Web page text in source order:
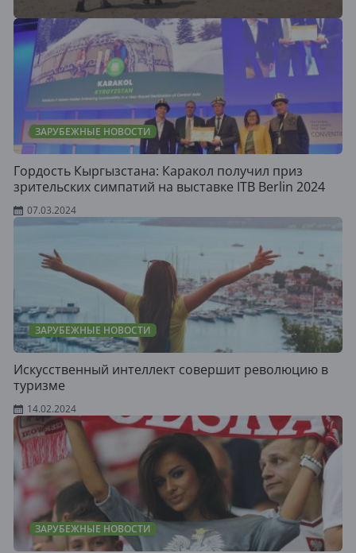
ЗАРУБЕЖНЫЕ НОВОСТИ
Гордость Кыргызстана: Каракол получил приз
зрительских симпатий на выставке ITB Berlin 2024
07.03.2024
ЗАРУБЕЖНЫЕ НОВОСТИ
Искусственный интеллект совершит революцию в
туризме
14.02.2024
ЗАРУБЕЖНЫЕ НОВОСТИ